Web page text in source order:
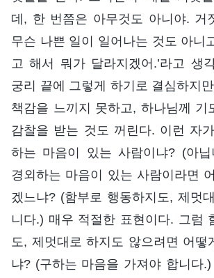
데, 한 번쯤은 아무것도 아니야. 거
무슨 나쁜 일이 일어나는 것도 아니
고 해서 뭐가 달라지겠어.’라고 생
궁리 끝에 그렇게 하기로 결심하지
책감을 느끼지 못하고, 하나님께 기
감찰을 받는 것도 꺼린다. 이런 자
하는 마음이 있는 사람이냐? (아닙
경외하는 마음이 있는 사람이라면
겠느냐? (함부로 행동하지도, 제멋
니다.) 매우 적절한 표현이다. 그럼
도, 제멋대로 하지도 않으려면 어떻
냐? (구하는 마음을 가져야 합니다